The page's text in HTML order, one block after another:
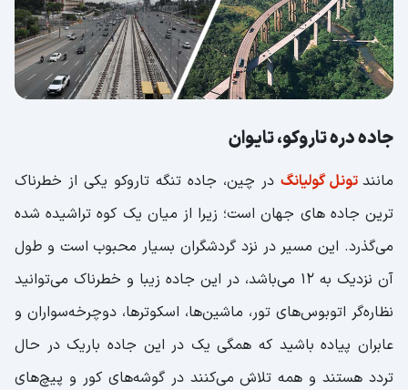
جاده دره تاروکو، تایوان
مانند تونل گولیانگ در چین، جاده تنگه تاروکو یکی از خطرناک
ترین جاده های جهان است؛ زیرا از میان یک کوه تراشیده شده
می‌گذرد. این مسیر در نزد گردشگران بسیار محبوب است و طول
آن نزدیک به 12 می‌باشد، در این جاده زیبا و خطرناک می‌توانید
نظاره‌گر اتوبوس‌های تور، ماشین‌ها، اسکوترها، دوچرخه‌سواران و
عابران پیاده باشید که همگی یک در این جاده باریک در حال
تردد هستند و همه تلاش می‌کنند در گوشه‌های کور و پیچ‌های